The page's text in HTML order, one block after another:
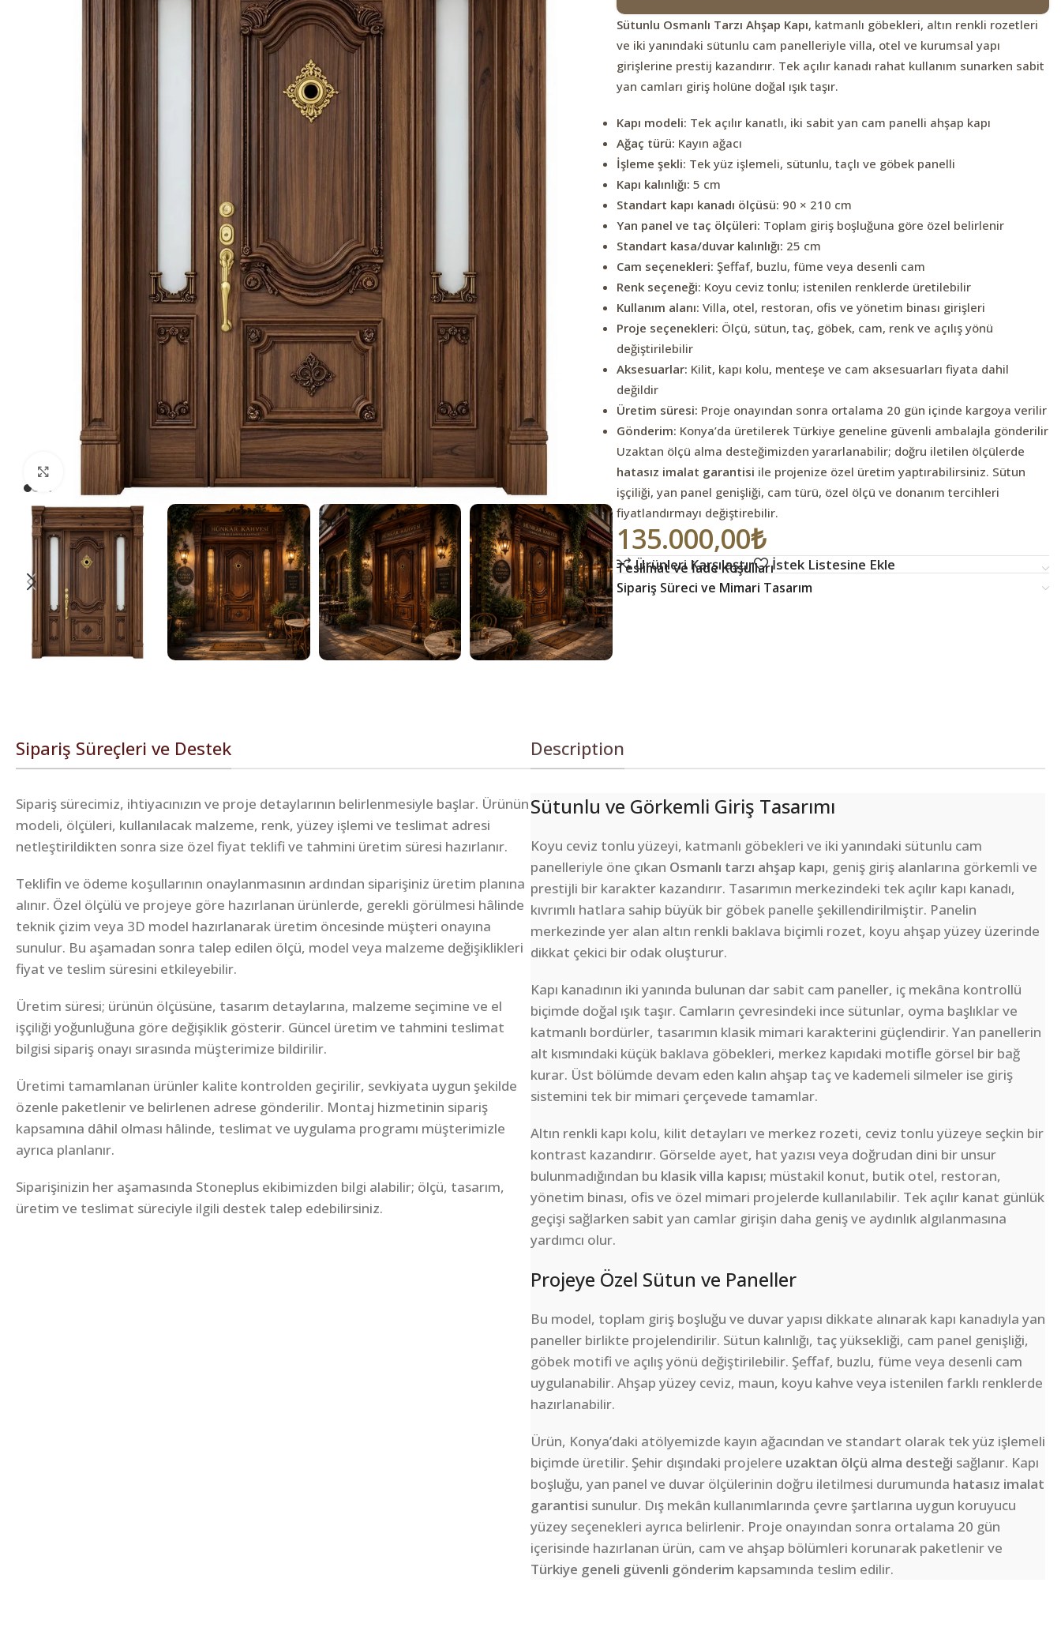
Sütunlu Osmanlı Tarzı Ahşap Kapı, katmanlı göbekleri, altın renkli rozetleri
ve iki yanındaki sütunlu cam panelleriyle villa, otel ve kurumsal yapı
girişlerine prestij kazandırır. Tek açılır kanadı rahat kullanım sunarken sabit
yan camları giriş holüne doğal ışık taşır.
Kapı modeli: Tek açılır kanatlı, iki sabit yan cam panelli ahşap kapı
Ağaç türü: Kayın ağacı
İşleme şekli: Tek yüz işlemeli, sütunlu, taçlı ve göbek panelli
Kapı kalınlığı: 5 cm
Standart kapı kanadı ölçüsü: 90 × 210 cm
Yan panel ve taç ölçüleri: Toplam giriş boşluğuna göre özel belirlenir
Standart kasa/duvar kalınlığı: 25 cm
Cam seçenekleri: Şeffaf, buzlu, füme veya desenli cam
Renk seçeneği: Koyu ceviz tonlu; istenilen renklerde üretilebilir
Kullanım alanı: Villa, otel, restoran, ofis ve yönetim binası girişleri
Proje seçenekleri: Ölçü, sütun, taç, göbek, cam, renk ve açılış yönü
değiştirilebilir
Aksesuarlar: Kilit, kapı kolu, menteşe ve cam aksesuarları fiyata dahil
değildir
Üretim süresi: Proje onayından sonra ortalama 20 gün içinde kargoya verilir
Gönderim: Konya’da üretilerek Türkiye geneline güvenli ambalajla gönderilir
Uzaktan ölçü alma desteğimizden yararlanabilir; doğru iletilen ölçülerde
hatasız imalat garantisi ile projenize özel üretim yaptırabilirsiniz. Sütun
işçiliği, yan panel genişliği, cam türü, özel ölçü ve donanım tercihleri
fiyatlandırmayı değiştirebilir.
135.000,00₺
Ürünleri Karşılaştır İstek Listesine Ekle
Teslimat ve İade Koşulları
Sipariş Süreci ve Mimari Tasarım
Sipariş Süreçleri ve Destek
Sipariş sürecimiz, ihtiyacınızın ve proje detaylarının belirlenmesiyle başlar. Ürünün
modeli, ölçüleri, kullanılacak malzeme, renk, yüzey işlemi ve teslimat adresi
netleştirildikten sonra size özel fiyat teklifi ve tahmini üretim süresi hazırlanır.
Teklifin ve ödeme koşullarının onaylanmasının ardından siparişiniz üretim planına
alınır. Özel ölçülü ve projeye göre hazırlanan ürünlerde, gerekli görülmesi hâlinde
teknik çizim veya 3D model hazırlanarak üretim öncesinde müşteri onayına
sunulur. Bu aşamadan sonra talep edilen ölçü, model veya malzeme değişiklikleri
fiyat ve teslim süresini etkileyebilir.
Üretim süresi; ürünün ölçüsüne, tasarım detaylarına, malzeme seçimine ve el
işçiliği yoğunluğuna göre değişiklik gösterir. Güncel üretim ve tahmini teslimat
bilgisi sipariş onayı sırasında müşterimize bildirilir.
Üretimi tamamlanan ürünler kalite kontrolden geçirilir, sevkiyata uygun şekilde
özenle paketlenir ve belirlenen adrese gönderilir. Montaj hizmetinin sipariş
kapsamına dâhil olması hâlinde, teslimat ve uygulama programı müşterimizle
ayrıca planlanır.
Siparişinizin her aşamasında Stoneplus ekibimizden bilgi alabilir; ölçü, tasarım,
üretim ve teslimat süreciyle ilgili destek talep edebilirsiniz.
Description
Sütunlu ve Görkemli Giriş Tasarımı
Koyu ceviz tonlu yüzeyi, katmanlı göbekleri ve iki yanındaki sütunlu cam
panelleriyle öne çıkan Osmanlı tarzı ahşap kapı, geniş giriş alanlarına görkemli ve
prestijli bir karakter kazandırır. Tasarımın merkezindeki tek açılır kapı kanadı,
kıvrımlı hatlara sahip büyük bir göbek panelle şekillendirilmiştir. Panelin
merkezinde yer alan altın renkli baklava biçimli rozet, koyu ahşap yüzey üzerinde
dikkat çekici bir odak oluşturur.
Kapı kanadının iki yanında bulunan dar sabit cam paneller, iç mekâna kontrollü
biçimde doğal ışık taşır. Camların çevresindeki ince sütunlar, oyma başlıklar ve
katmanlı bordürler, tasarımın klasik mimari karakterini güçlendirir. Yan panellerin
alt kısmındaki küçük baklava göbekleri, merkez kapıdaki motifle görsel bir bağ
kurar. Üst bölümde devam eden kalın ahşap taç ve kademeli silmeler ise giriş
sistemini tek bir mimari çerçevede tamamlar.
Altın renkli kapı kolu, kilit detayları ve merkez rozeti, ceviz tonlu yüzeye seçkin bir
kontrast kazandırır. Görselde ayet, hat yazısı veya doğrudan dini bir unsur
bulunmadığından bu klasik villa kapısı; müstakil konut, butik otel, restoran,
yönetim binası, ofis ve özel mimari projelerde kullanılabilir. Tek açılır kanat günlük
geçişi sağlarken sabit yan camlar girişin daha geniş ve aydınlık algılanmasına
yardımcı olur.
Projeye Özel Sütun ve Paneller
Bu model, toplam giriş boşluğu ve duvar yapısı dikkate alınarak kapı kanadıyla yan
paneller birlikte projelendirilir. Sütun kalınlığı, taç yüksekliği, cam panel genişliği,
göbek motifi ve açılış yönü değiştirilebilir. Şeffaf, buzlu, füme veya desenli cam
uygulanabilir. Ahşap yüzey ceviz, maun, koyu kahve veya istenilen farklı renklerde
hazırlanabilir.
Ürün, Konya’daki atölyemizde kayın ağacından ve standart olarak tek yüz işlemeli
biçimde üretilir. Şehir dışındaki projelere uzaktan ölçü alma desteği sağlanır. Kapı
boşluğu, yan panel ve duvar ölçülerinin doğru iletilmesi durumunda hatasız imalat
garantisi sunulur. Dış mekân kullanımlarında çevre şartlarına uygun koruyucu
yüzey seçenekleri ayrıca belirlenir. Proje onayından sonra ortalama 20 gün
içerisinde hazırlanan ürün, cam ve ahşap bölümleri korunarak paketlenir ve
Türkiye geneli güvenli gönderim kapsamında teslim edilir.